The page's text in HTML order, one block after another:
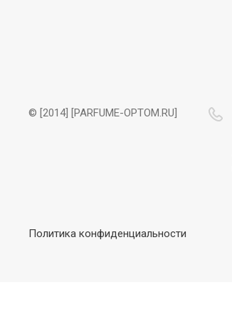
© [2014] [PARFUME-OPTOM.RU]
Политика конфиденциальности